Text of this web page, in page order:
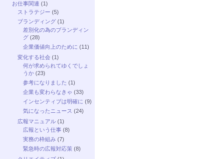
お仕事関連 (1)
ストラテジー (5)
ブランディング (1)
差別化の為のブランディン
グ (28)
企業価値向上のために (11)
変化する社会 (1)
何が求められてゆくでしょ
うか (23)
参考になりました (1)
企業も変わらなきゃ (33)
インセンティブは明確に (9)
気になったニュース (24)
広報マニュアル (1)
広報という仕事 (8)
実務の枠組み (7)
緊急時の広報対応策 (8)